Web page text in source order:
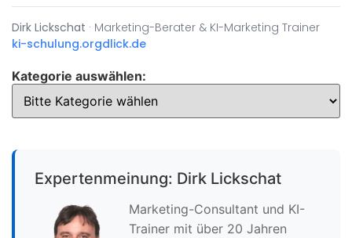
Dirk Lickschat · Marketing-Berater & KI-Marketing Trainer
ki-schulung.orgdlick.de
Kategorie auswählen:
Expertenmeinung: Dirk Lickschat
Marketing-Consultant und KI-
Trainer mit über 20 Jahren